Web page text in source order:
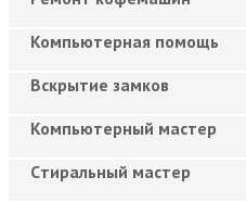
Компьютерная помощь
Вскрытие замков
Компьютерный мастер
Cтиральный мастер